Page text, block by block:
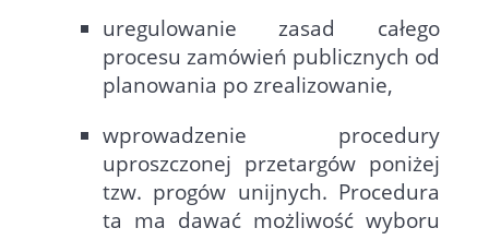
uregulowanie zasad całego
procesu zamówień publicznych od
planowania po zrealizowanie,
wprowadzenie procedury
uproszczonej przetargów poniżej
tzw. progów unijnych. Procedura
ta ma dawać możliwość wyboru